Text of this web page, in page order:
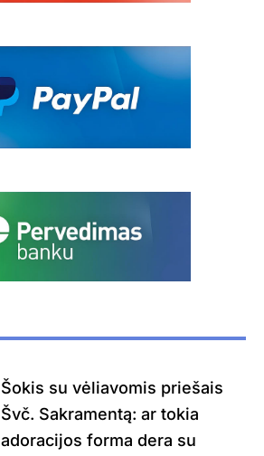
Šokis su vėliavomis priešais
Švč. Sakramentą: ar tokia
adoracijos forma dera su